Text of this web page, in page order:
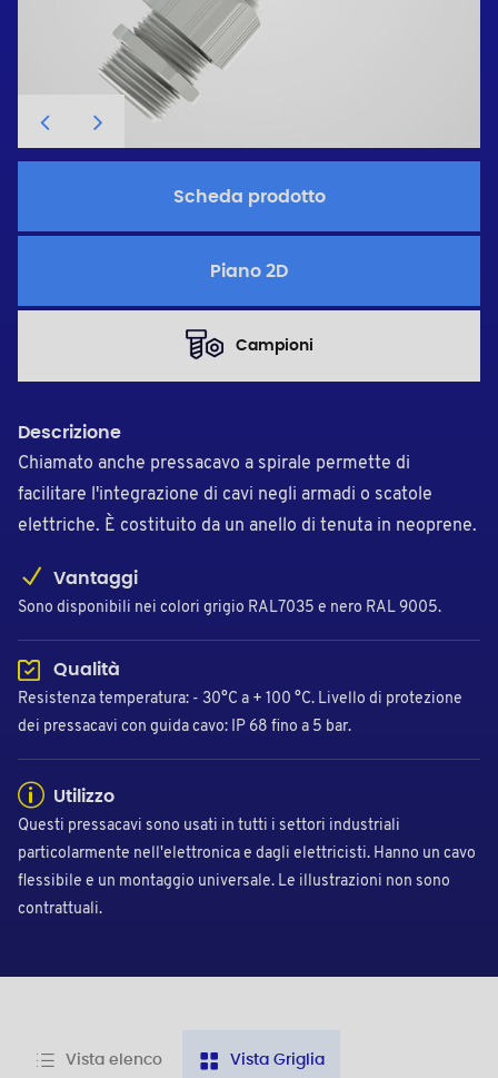
Scheda prodotto
Piano 2D
Campioni
Descrizione
Chiamato anche pressacavo a spirale permette di
facilitare l'integrazione di cavi negli armadi o scatole
elettriche. È costituito da un anello di tenuta in neoprene.
Vantaggi
Sono disponibili nei colori grigio RAL7035 e nero RAL 9005.
Qualità
Resistenza temperatura: - 30°C a + 100 °C. Livello di protezione
dei pressacavi con guida cavo: IP 68 fino a 5 bar.
Utilizzo
Questi pressacavi sono usati in tutti i settori industriali
particolarmente nell'elettronica e dagli elettricisti. Hanno un cavo
flessibile e un montaggio universale. Le illustrazioni non sono
contrattuali.
Vista elenco Vista Griglia